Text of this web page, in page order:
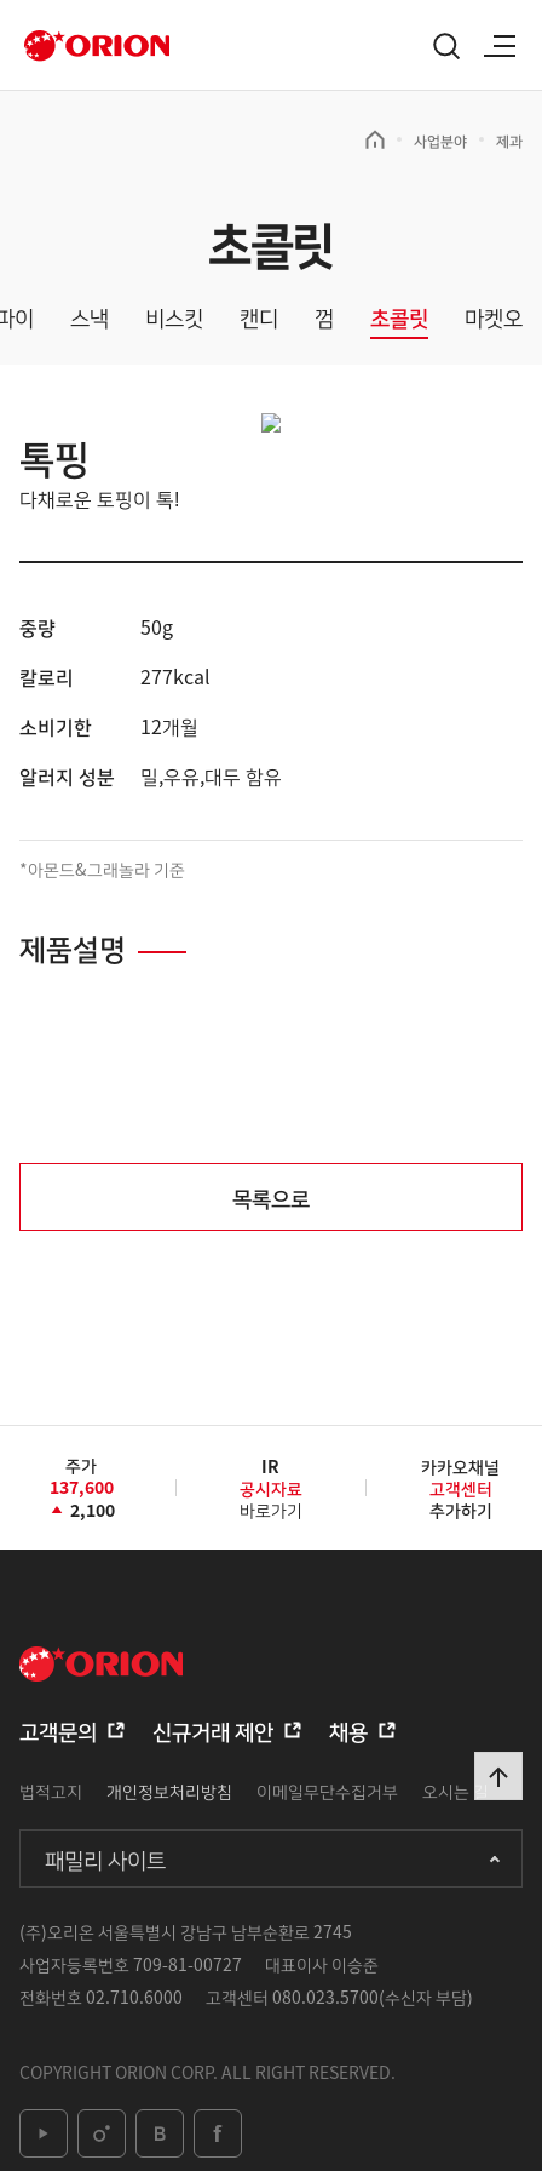
사업분야 제과
초콜릿
이 스낵 비스킷 캔디 껌 초콜릿 마켓오
톡핑
다채로운 토핑이 톡!
중량
50g
칼로리
277kcal
소비기한
12개월
알러지 성분
밀,우유,대두 함유
*아몬드&그래놀라 기준
제품설명
목록으로
주가
137,600
2,100
IR
공시자료
바로가기
카카오채널
고객센터
추가하기
(주)오리온 서울특별시 강남구 남부순환로 2745
사업자등록번호 709-81-00727 대표이사 이승준
전화번호 02.710.6000 고객센터 080.023.5700(수신자 부담)
패밀리 사이트
고객문의 신규거래 제안 채용
법적고지 개인정보처리방침 이메일무단수집거부 오시는 길
COPYRIGHT ORION CORP. ALL RIGHT RESERVED.